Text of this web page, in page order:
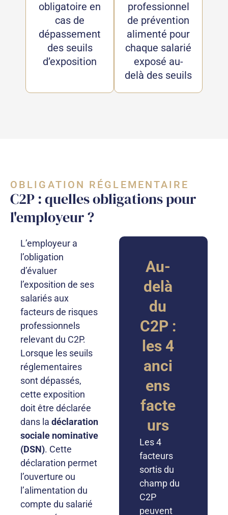
obligatoire en
cas de
dépassement
des seuils
d’exposition
professionnel
de prévention
alimenté pour
chaque salarié
exposé au-
delà des seuils
OBLIGATION RÉGLEMENTAIRE
C2P : quelles obligations pour
l'employeur ?
L’employeur a
l’obligation
d’évaluer
l’exposition de ses
salariés aux
facteurs de risques
professionnels
relevant du C2P.
Lorsque les seuils
réglementaires
sont dépassés,
cette exposition
doit être déclarée
dans la déclaration
sociale nominative
(DSN). Cette
déclaration permet
l’ouverture ou
l’alimentation du
compte du salarié
Au-
delà
du
C2P :
les 4
anci
ens
facte
urs
Les 4
facteurs
sortis du
champ du
C2P
peuvent